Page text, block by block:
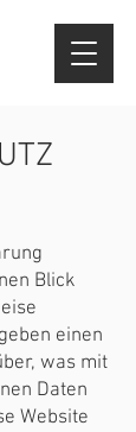
Blick
einen
was mit
Daten
Website